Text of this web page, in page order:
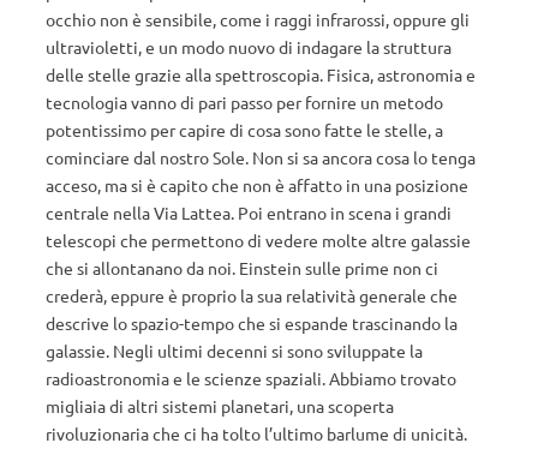
occhio non è sensibile, come i raggi infrarossi, oppure gli
ultravioletti, e un modo nuovo di indagare la struttura
delle stelle grazie alla spettroscopia. Fisica, astronomia e
tecnologia vanno di pari passo per fornire un metodo
potentissimo per capire di cosa sono fatte le stelle, a
cominciare dal nostro Sole. Non si sa ancora cosa lo tenga
acceso, ma si è capito che non è affatto in una posizione
centrale nella Via Lattea. Poi entrano in scena i grandi
telescopi che permettono di vedere molte altre galassie
che si allontanano da noi. Einstein sulle prime non ci
crederà, eppure è proprio la sua relatività generale che
descrive lo spazio-tempo che si espande trascinando la
galassie. Negli ultimi decenni si sono sviluppate la
radioastronomia e le scienze spaziali. Abbiamo trovato
migliaia di altri sistemi planetari, una scoperta
rivoluzionaria che ci ha tolto l’ultimo barlume di unicità.